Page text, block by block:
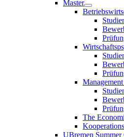
Master
The
UBremen Summer